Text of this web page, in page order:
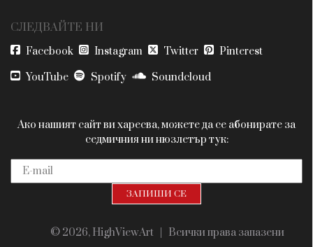
СЛЕДВАЙТЕ НИ
Facebook Instagram Twitter
Pinterest
YouTube
Spotify Soundcloud
Ако нашият сайт ви харесва, можете да се абонирате за
седмичния ни нюзлетър тук:
© 2026, HighViewArt | Всички права запазени